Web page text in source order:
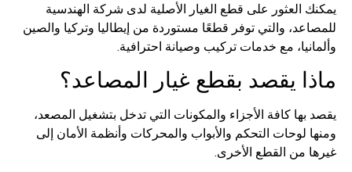
يمكنك العثور على قطع الغيار الأصلية لدى شركة الهندسية
للمصاعد، والتي توفر قطعًا مستوردة من إيطاليا وتركيا والصين
وألمانيا، مع خدمات تركيب وصيانة احترافية.
ماذا يقصد بقطع غيار المصاعد؟
يقصد بها كافة الأجزاء والمكونات التي تدخل بتشغيل المصعد،
ومنها لوحات التحكم والأبواب والمحركات وأنظمة الأمان إلى
غيرها من القطع الأخرى.